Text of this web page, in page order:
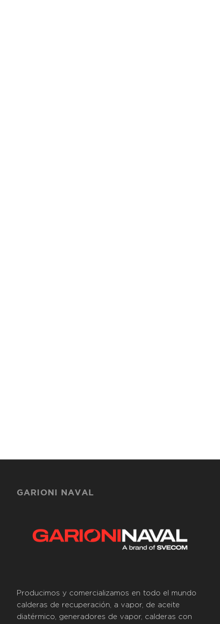
GARIONI NAVAL
Producimos y comercializamos en todo el mundo
calderas de recuperación, a vapor, de aceite
diatérmico, generadores de vapor, calderas con